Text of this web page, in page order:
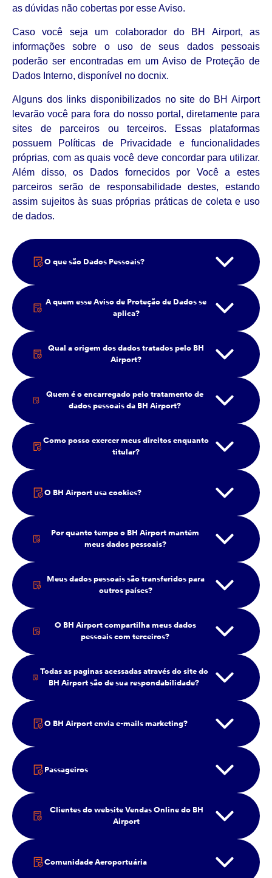
as dúvidas não cobertas por esse Aviso.
Caso você seja um colaborador do BH Airport, as
informações sobre o uso de seus dados pessoais
poderão ser encontradas em um Aviso de Proteção de
Dados Interno, disponível no docnix.
Alguns dos links disponibilizados no site do BH Airport
levarão você para fora do nosso portal, diretamente para
sites de parceiros ou terceiros. Essas plataformas
possuem Políticas de Privacidade e funcionalidades
próprias, com as quais você deve concordar para utilizar.
Além disso, os Dados fornecidos por Você a estes
parceiros serão de responsabilidade destes, estando
assim sujeitos às suas próprias práticas de coleta e uso
de dados.
O que são Dados Pessoais?
A quem esse Aviso de Proteção de Dados se
aplica?
Qual a origem dos dados tratados pelo BH
Airport?
Quem é o encarregado pelo tratamento de
dados pessoais da BH Airport?
Como posso exercer meus direitos enquanto
titular?
O BH Airport usa cookies?
Por quanto tempo o BH Airport mantém
meus dados pessoais?
Meus dados pessoais são transferidos para
outros países?
O BH Airport compartilha meus dados
pessoais com terceiros?
Todas as paginas acessadas através do site do
BH Airport são de sua respondabilidade?
O BH Airport envia e-mails marketing?
Passageiros
Clientes do website Vendas Online do BH
Airport
Comunidade Aeroportuária